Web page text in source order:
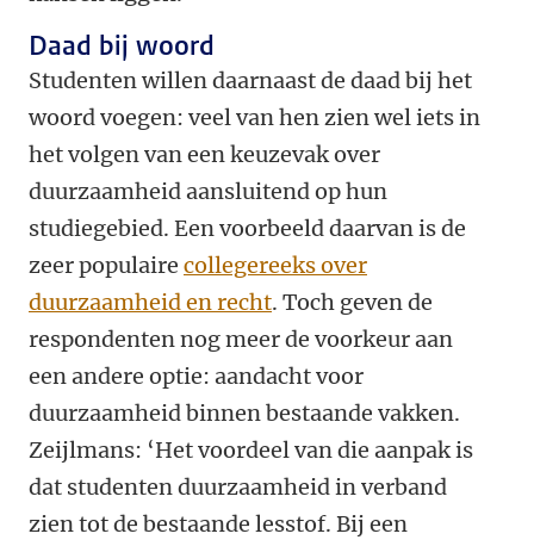
Daad bij woord
Studenten willen daarnaast de daad bij het
woord voegen: veel van hen zien wel iets in
het volgen van een keuzevak over
duurzaamheid aansluitend op hun
studiegebied. Een voorbeeld daarvan is de
zeer populaire collegereeks over
duurzaamheid en recht. Toch geven de
respondenten nog meer de voorkeur aan
een andere optie: aandacht voor
duurzaamheid binnen bestaande vakken.
Zeijlmans: ‘Het voordeel van die aanpak is
dat studenten duurzaamheid in verband
zien tot de bestaande lesstof. Bij een